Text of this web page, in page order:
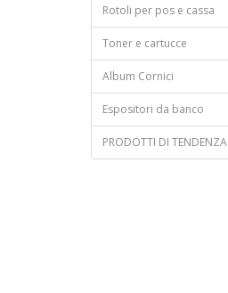
Rotoli per pos e cassa
Toner e cartucce
Album Cornici
Espositori da banco
PRODOTTI DI TENDENZA